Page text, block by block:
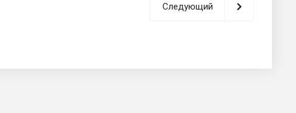
Следующий